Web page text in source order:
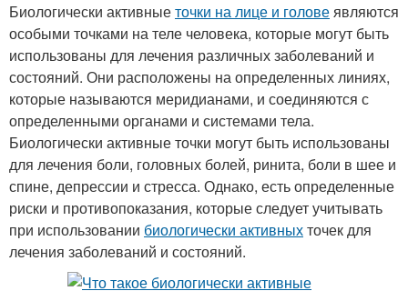
Биологически активныеточки на лице и головеявляются
особыми точками на теле человека, которые могут быть
использованы для лечения различных заболеваний и
состояний. Они расположены на определенных линиях,
которые называются меридианами, и соединяются с
определенными органами и системами тела.
Биологически активные точки могут быть использованы
для лечения боли, головных болей, ринита, боли в шее и
спине, депрессии и стресса. Однако, есть определенные
риски и противопоказания, которые следует учитывать
при использовании биологически активныхточек для
лечения заболеваний и состояний.